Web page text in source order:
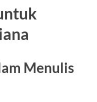
Menulis